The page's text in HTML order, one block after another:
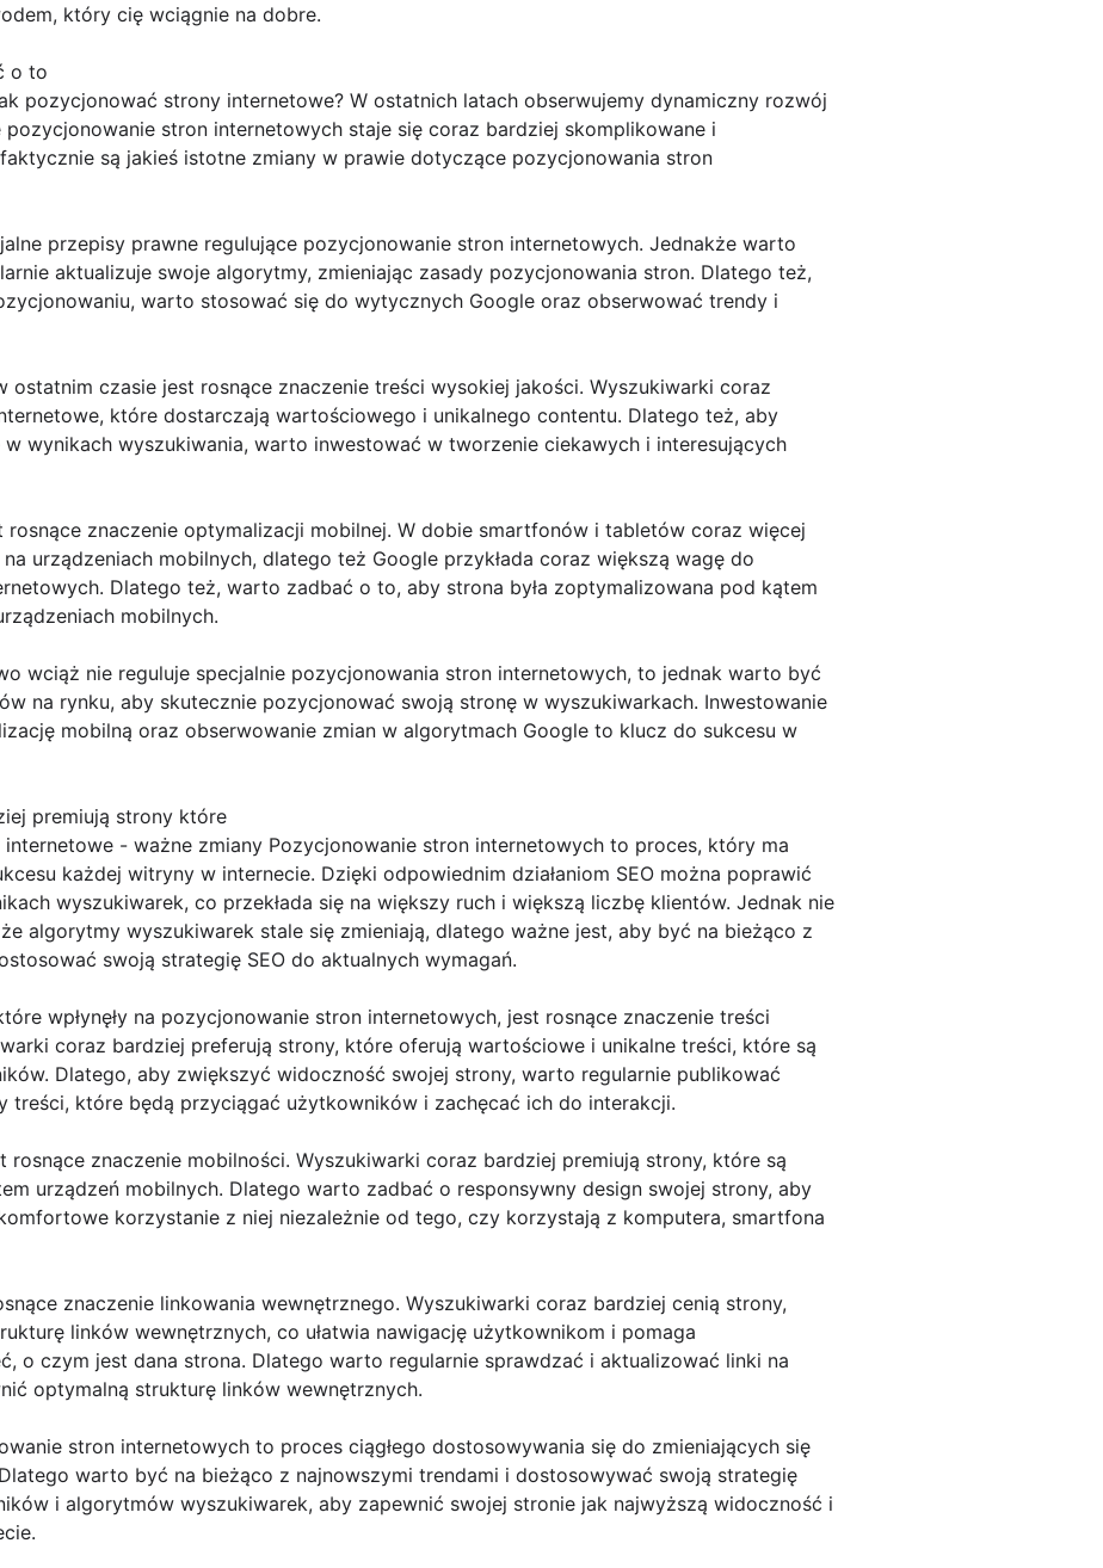
który cię wciągnie na dobre.
o to
pozycjonować strony internetowe? W ostatnich latach obserwujemy dynamiczny rozwój
pozycjonowanie stron internetowych staje się coraz bardziej skomplikowane i
są jakieś istotne zmiany w prawie dotyczące pozycjonowania stron
przepisy prawne regulujące pozycjonowanie stron internetowych. Jednakże warto
aktualizuje swoje algorytmy, zmieniając zasady pozycjonowania stron. Dlatego też,
warto stosować się do wytycznych Google oraz obserwować trendy i
ostatnim czasie jest rosnące znaczenie treści wysokiej jakości. Wyszukiwarki coraz
które dostarczają wartościowego i unikalnego contentu. Dlatego też, aby
wynikach wyszukiwania, warto inwestować w tworzenie ciekawych i interesujących
rosnące znaczenie optymalizacji mobilnej. W dobie smartfonów i tabletów coraz więcej
urządzeniach mobilnych, dlatego też Google przykłada coraz większą wagę do
Dlatego też, warto zadbać o to, aby strona była zoptymalizowana pod kątem
mobilnych.
wciąż nie reguluje specjalnie pozycjonowania stron internetowych, to jednak warto być
na rynku, aby skutecznie pozycjonować swoją stronę w wyszukiwarkach. Inwestowanie
mobilną oraz obserwowanie zmian w algorytmach Google to klucz do sukcesu w
premiują strony które
- ważne zmiany Pozycjonowanie stron internetowych to proces, który ma
każdej witryny w internecie. Dzięki odpowiednim działaniom SEO można poprawić
wyszukiwarek, co przekłada się na większy ruch i większą liczbę klientów. Jednak nie
algorytmy wyszukiwarek stale się zmieniają, dlatego ważne jest, aby być na bieżąco z
swoją strategię SEO do aktualnych wymagań.
wpłynęły na pozycjonowanie stron internetowych, jest rosnące znaczenie treści
coraz bardziej preferują strony, które oferują wartościowe i unikalne treści, które są
Dlatego, aby zwiększyć widoczność swojej strony, warto regularnie publikować
treści, które będą przyciągać użytkowników i zachęcać ich do interakcji.
rosnące znaczenie mobilności. Wyszukiwarki coraz bardziej premiują strony, które są
urządzeń mobilnych. Dlatego warto zadbać o responsywny design swojej strony, aby
korzystanie z niej niezależnie od tego, czy korzystają z komputera, smartfona
znaczenie linkowania wewnętrznego. Wyszukiwarki coraz bardziej cenią strony,
linków wewnętrznych, co ułatwia nawigację użytkownikom i pomaga
o czym jest dana strona. Dlatego warto regularnie sprawdzać i aktualizować linki na
optymalną strukturę linków wewnętrznych.
stron internetowych to proces ciągłego dostosowywania się do zmieniających się
warto być na bieżąco z najnowszymi trendami i dostosowywać swoją strategię
i algorytmów wyszukiwarek, aby zapewnić swojej stronie jak najwyższą widoczność i